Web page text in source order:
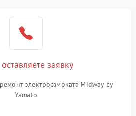
заявку
электросамоката Midway by
Yamato